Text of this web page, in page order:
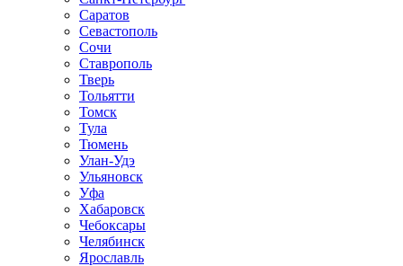
Саратов
Севастополь
Сочи
Ставрополь
Тверь
Тольятти
Томск
Тула
Тюмень
Улан-Удэ
Ульяновск
Уфа
Хабаровск
Чебоксары
Челябинск
Ярославль